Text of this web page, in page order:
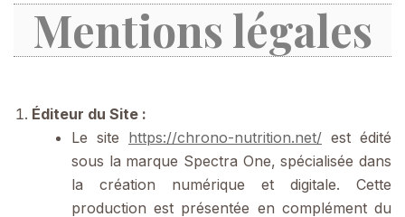
Mentions légales
Éditeur du Site :
Le site https://chrono-nutrition.net/ est édité
sous la marque Spectra One, spécialisée dans
la création numérique et digitale. Cette
production est présentée en complément du